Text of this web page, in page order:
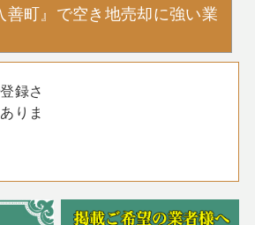
善町』で空き地売却に強い業
録さ
りま